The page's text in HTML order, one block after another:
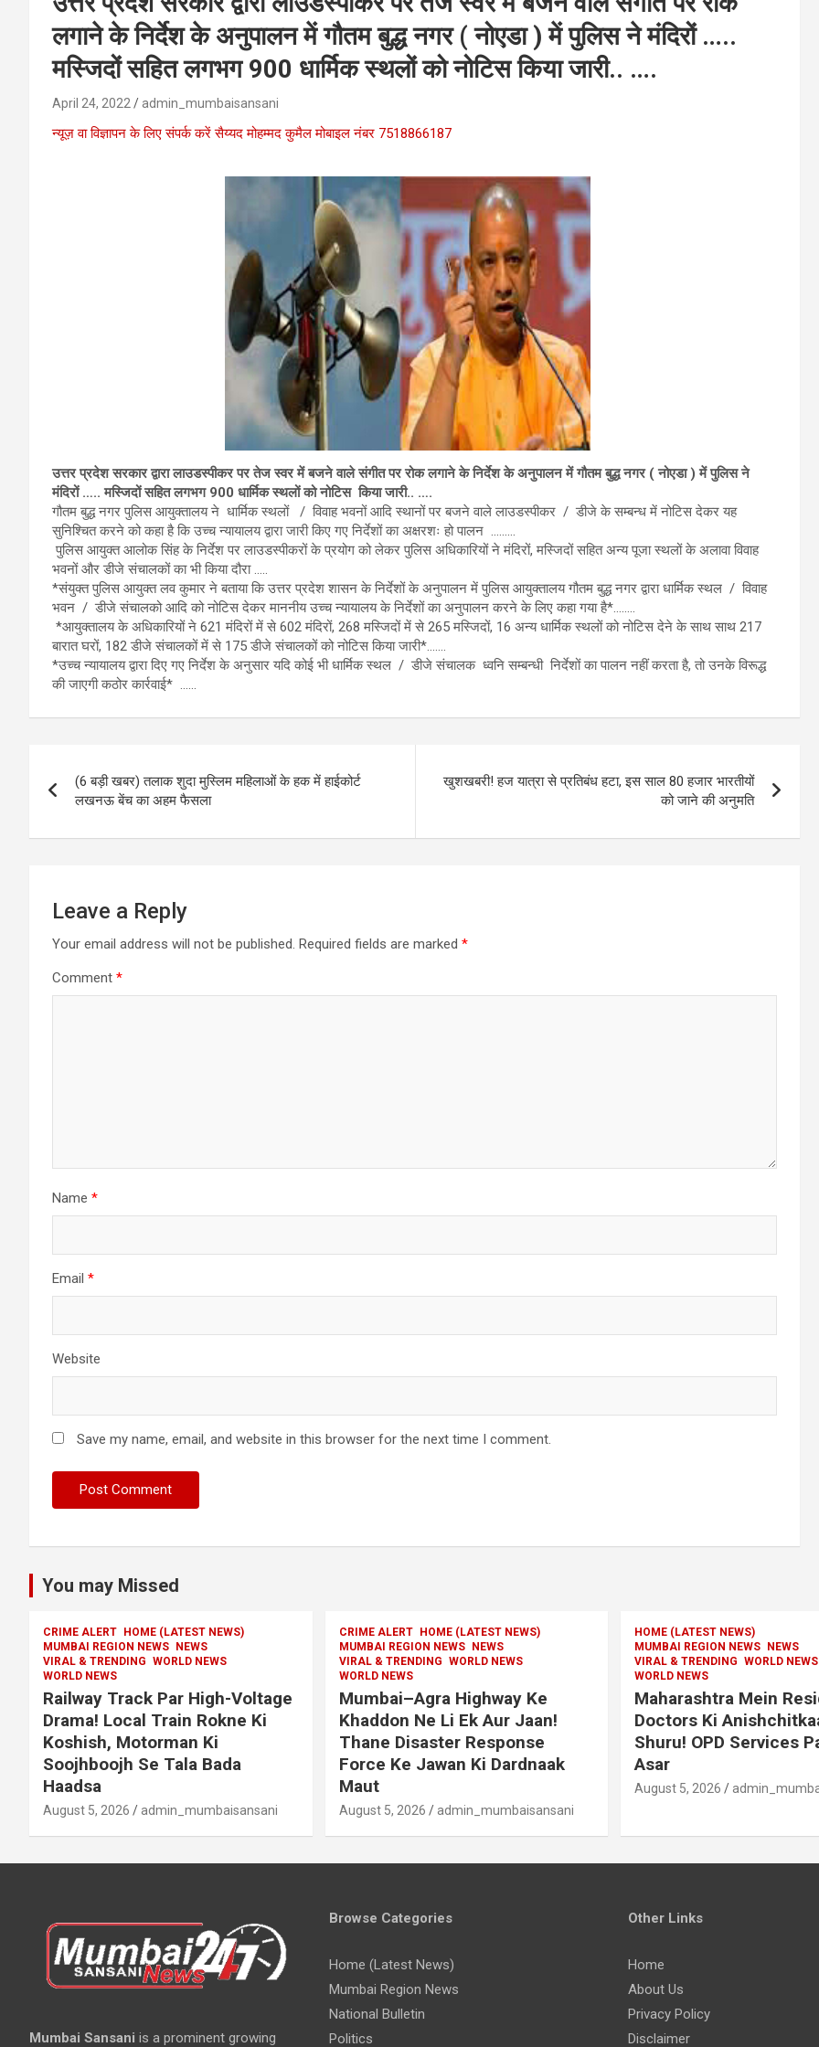
लगाने के निर्देश के अनुपालन में गौतम बुद्ध नगर ( नोएडा ) में पुलिस ने मंदिरों …..
मस्जिदों सहित लगभग 900 धार्मिक स्थलों को नोटिस किया जारी.. ….
April 24, 2022 admin_mumbaisansani
न्यूज़ वा विज्ञापन के लिए संपर्क करें सैय्यद मोहम्मद कुमैल मोबाइल नंबर 7518866187
उत्तर प्रदेश सरकार द्वारा लाउडस्पीकर पर तेज स्वर में बजने वाले संगीत पर रोक लगाने के निर्देश के अनुपालन में गौतम बुद्ध नगर ( नोएडा ) में पुलिस ने
मंदिरों ….. मस्जिदों सहित लगभग 900 धार्मिक स्थलों को नोटिस किया जारी.. ….
गौतम बुद्ध नगर पुलिस आयुक्तालय ने धार्मिक स्थलों / विवाह भवनों आदि स्थानों पर बजने वाले लाउडस्पीकर / डीजे के सम्बन्ध में नोटिस देकर यह
सुनिश्चित करने को कहा है कि उच्च न्यायालय द्वारा जारी किए गए निर्देशों का अक्षरशः हो पालन ………
पुलिस आयुक्त आलोक सिंह के निर्देश पर लाउडस्पीकरों के प्रयोग को लेकर पुलिस अधिकारियों ने मंदिरों, मस्जिदों सहित अन्य पूजा स्थलों के अलावा विवाह
भवनों और डीजे संचालकों का भी किया दौरा …..
*संयुक्त पुलिस आयुक्त लव कुमार ने बताया कि उत्तर प्रदेश शासन के निर्देशों के अनुपालन में पुलिस आयुक्तालय गौतम बुद्ध नगर द्वारा धार्मिक स्थल / विवाह
भवन / डीजे संचालको आदि को नोटिस देकर माननीय उच्च न्यायालय के निर्देशों का अनुपालन करने के लिए कहा गया है*……..
*आयुक्तालय के अधिकारियों ने 621 मंदिरों में से 602 मंदिरों, 268 मस्जिदों में से 265 मस्जिदों, 16 अन्य धार्मिक स्थलों को नोटिस देने के साथ साथ 217
बारात घरों, 182 डीजे संचालकों में से 175 डीजे संचालकों को नोटिस किया जारी*…….
*उच्च न्यायालय द्वारा दिए गए निर्देश के अनुसार यदि कोई भी धार्मिक स्थल / डीजे संचालक ध्वनि सम्बन्धी निर्देशों का पालन नहीं करता है, तो उनके विरूद्ध
की जाएगी कठोर कार्रवाई* ……
navigation
(6 बड़ी खबर) तलाक शुदा मुस्लिम महिलाओं के हक में हाईकोर्ट
लखनऊ बेंच का अहम फैसला
खुशखबरी! हज यात्रा से प्रतिबंध हटा, इस साल 80 हजार भारतीयों
को जाने की अनुमति
Leave a Reply
Your email address will not be published. Required fields are marked *
Comment *
Name *
Email *
Website
Save my name, email, and website in this browser for the next time I comment.
You may Missed
CRIME ALERT HOME (LATEST NEWS)
MUMBAI REGION NEWS NEWS
VIRAL & TRENDING WORLD NEWS
WORLD NEWS
Railway Track Par High-Voltage
Drama! Local Train Rokne Ki
Koshish, Motorman Ki
Soojhboojh Se Tala Bada
Haadsa
August 5, 2026 admin_mumbaisansani
CRIME ALERT
HOME (LATEST NEWS)
MUMBAI REGION NEWS
NEWS
VIRAL & TRENDING WORLD NEWS
WORLD NEWS
Mumbai–Agra Highway Ke
Khaddon Ne Li Ek Aur Jaan!
Thane Disaster Response
Force Ke Jawan Ki Dardnaak
Maut
August 5, 2026 admin_mumbaisansani
HOME (LATEST NEWS)
MUMBAI REGION NEWS NEWS
VIRAL & TRENDING WORLD NEWS
WORLD NEWS
Maharashtra Mein
Doctors Ki
Shuru! OPD Services
Asar
August 5, 2026
Mumbai Sansani is a prominent growing
Browse Categories
Home (Latest News)
Mumbai Region News
National Bulletin
Politics
Other Links
Home
About Us
Privacy Policy
Disclaimer